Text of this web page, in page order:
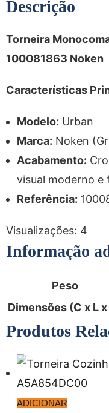
Descrição
Torneira
100081863 Noken
Características
Modelo: Urban
Marca: Noken
Acabamento:
visual moderno e
Referência:
Visualizações: 4
Informação
Peso
Dimensões (C x L x
Produtos
ADICIONAR